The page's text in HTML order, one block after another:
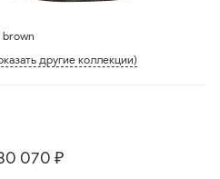
brown
другие коллекции)
070 ₽